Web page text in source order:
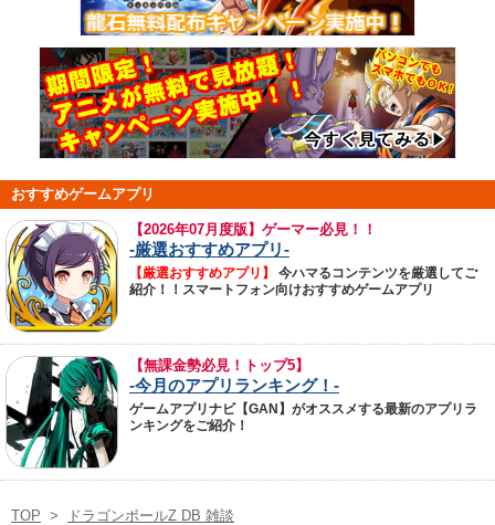
おすすめゲームアプリ
【2026年07月度版】ゲーマー必見！！
-厳選おすすめアプリ-
【厳選おすすめアプリ】
今ハマるコンテンツを厳選してご
紹介！！スマートフォン向けおすすめゲームアプリ
【無課金勢必見！トップ5】
-今月のアプリランキング！-
ゲームアプリナビ【GAN】がオススメする最新のアプリラ
ンキングをご紹介！
TOP > ドラゴンボールZ DB 雑談